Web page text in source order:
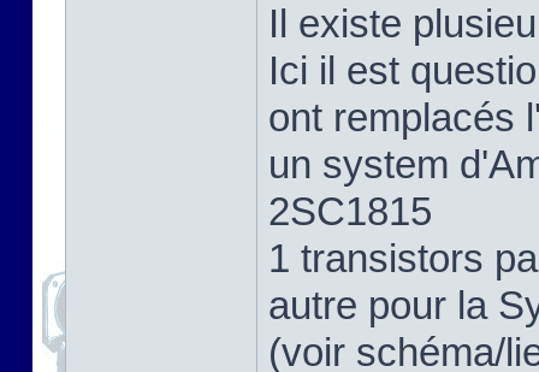
Il existe
Ici il est
ont remplacés
un system
2SC1815
1 transistors
autre pour la
(voir schéma/